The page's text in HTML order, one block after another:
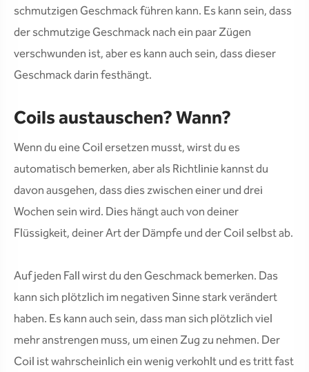
schmutzigen Geschmack führen kann. Es kann sein, dass
der schmutzige Geschmack nach ein paar Zügen
verschwunden ist, aber es kann auch sein, dass dieser
Geschmack darin festhängt.
Coils austauschen? Wann?
Wenn du eine Coil ersetzen musst, wirst du es
automatisch bemerken, aber als Richtlinie kannst du
davon ausgehen, dass dies zwischen einer und drei
Wochen sein wird. Dies hängt auch von deiner
Flüssigkeit, deiner Art der Dämpfe und der Coil selbst ab.
Auf jeden Fall wirst du den Geschmack bemerken. Das
kann sich plötzlich im negativen Sinne stark verändert
haben. Es kann auch sein, dass man sich plötzlich viel
mehr anstrengen muss, um einen Zug zu nehmen. Der
Coil ist wahrscheinlich ein wenig verkohlt und es tritt fast